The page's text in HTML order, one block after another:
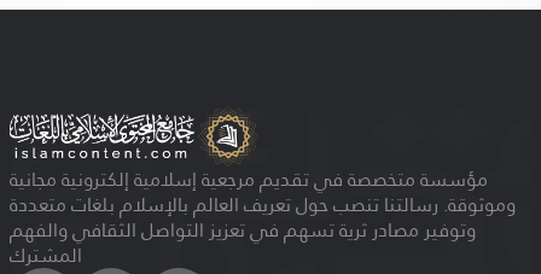
مؤسسة متخصصة في تقديم مرجعية إسلامية إلكترونية مجانية
وموثوقة. رسالتنا تنصب حول تعريف العالم بالإسلام بلغات متعددة
وتوفير مصادر ثرية تسهم في تعزيز التواصل الثقافي والفهم
المشترك